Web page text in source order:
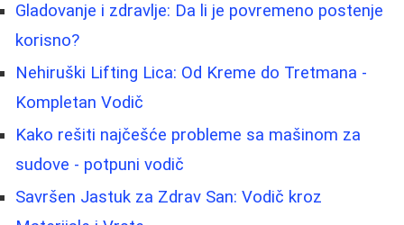
Gladovanje i zdravlje: Da li je povremeno postenje
korisno?
Nehiruški Lifting Lica: Od Kreme do Tretmana -
Kompletan Vodič
Kako rešiti najčešće probleme sa mašinom za
sudove - potpuni vodič
Savršen Jastuk za Zdrav San: Vodič kroz